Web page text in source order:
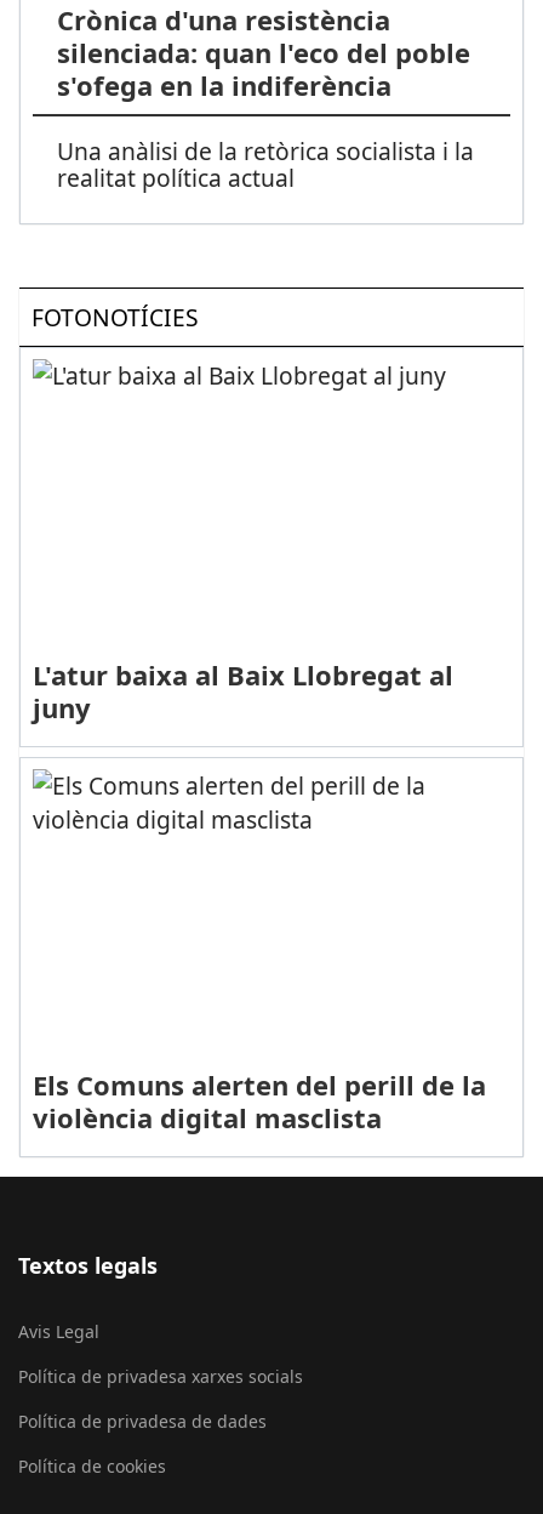
Crònica d'una resistència
silenciada: quan l'eco del poble
s'ofega en la indiferència
Una anàlisi de la retòrica socialista i la
realitat política actual
FOTONOTÍCIES
L'atur baixa al Baix Llobregat al
juny
Els Comuns alerten del perill de la
violència digital masclista
Textos legals
Avis Legal
Política de privadesa xarxes socials
Política de privadesa de dades
Política de cookies